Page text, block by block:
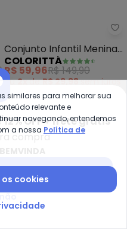
- Conjunto Blusao
Conjunto Infantil Menina
Metalizado (Bege)
COLORITTÁ
R$ 59,96R$ 149,90
ou2xdeR$ 29,98semjuros
-70%
12% OFF + frete grátis
compra
similares para melhorar sua
relevante e
navegando, entendemos
a nossa Política de
cookies